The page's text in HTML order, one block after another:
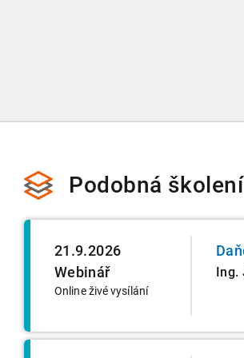
Podobná školení
21.9.2026
Webinář
Online živé vysílání
Ing.